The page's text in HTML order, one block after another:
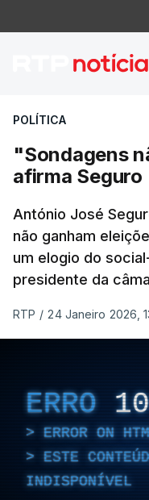
POLÍTICA
"Sondagens
afirma Seguro
António José
não ganham
um elogio do
presidente da
RTP / 24 Janeiro 2026,
ERRO
ERROR ON
ESTE
INDISPONÍVEL